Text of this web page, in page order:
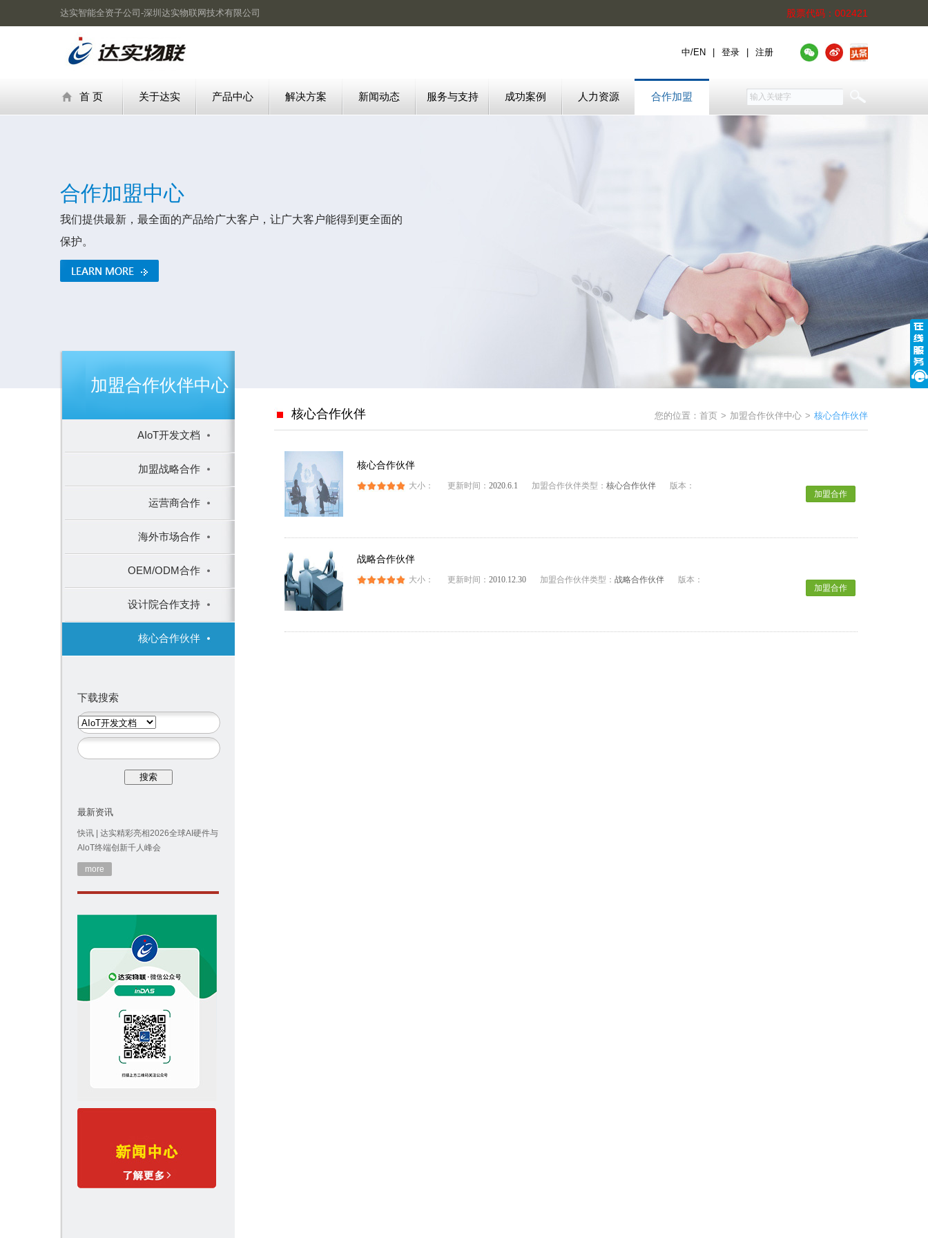
达实智能全资子公司-深圳达实物联网技术有限公司 股票代码：002421
中/EN 登录 注册
首 页 关于达实 产品中心 解决方案 新闻动态 服务与支持 成功案例 人力资源 合作加盟
合作加盟中心
我们提供最新，最全面的产品给广大客户，让广大客户能得到更全面的
保护。
加盟合作伙伴中心
AIoT开发文档
加盟战略合作
运营商合作
海外市场合作
OEM/ODM合作
设计院合作支持
核心合作伙伴
下载搜索
最新资讯
快讯 | 达实精彩亮相2026全球AI硬件与
AloT终端创新千人峰会
more
核心合作伙伴 您的位置： 首页 > 加盟合作伙伴中心 > 核心合作伙伴
核心合作伙伴
大小： 更新时间： 2020.6.1 加盟合作伙伴类型： 核心合作伙伴
版本：
加盟合作
战略合作伙伴
大小： 更新时间： 2010.12.30 加盟合作伙伴类型： 战略合作伙伴
版本：
加盟合作